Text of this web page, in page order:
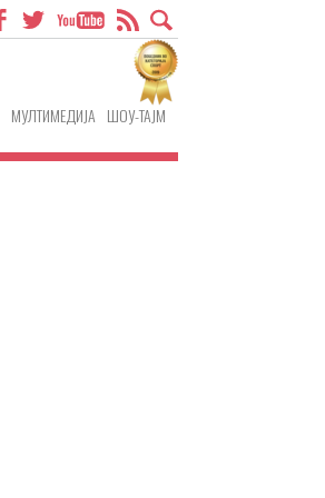
МУЛТИМЕДИЈА ШОУ-ТАЈМ